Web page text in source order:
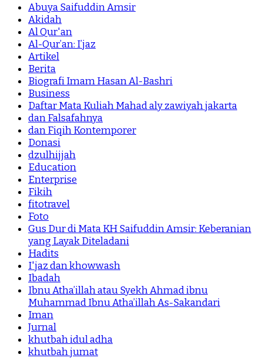
Abuya Saifuddin Amsir
Akidah
Al Qur'an
Al-Qur’an: I’jaz
Artikel
Berita
Biografi Imam Hasan Al-Bashri
Business
Daftar Mata Kuliah Mahad aly zawiyah jakarta
dan Falsafahnya
dan Fiqih Kontemporer
Donasi
dzulhijjah
Education
Enterprise
Fikih
fitotravel
Foto
Gus Dur di Mata KH Saifuddin Amsir: Keberanian
yang Layak Diteladani
Hadits
I'jaz dan khowwash
Ibadah
Ibnu Atha’illah atau Syekh Ahmad ibnu
Muhammad Ibnu Atha’illah As-Sakandari
Iman
Jurnal
khutbah idul adha
khutbah jumat